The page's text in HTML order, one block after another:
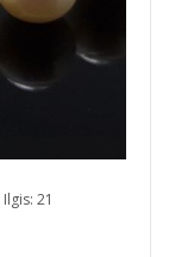
Ilgis: 21